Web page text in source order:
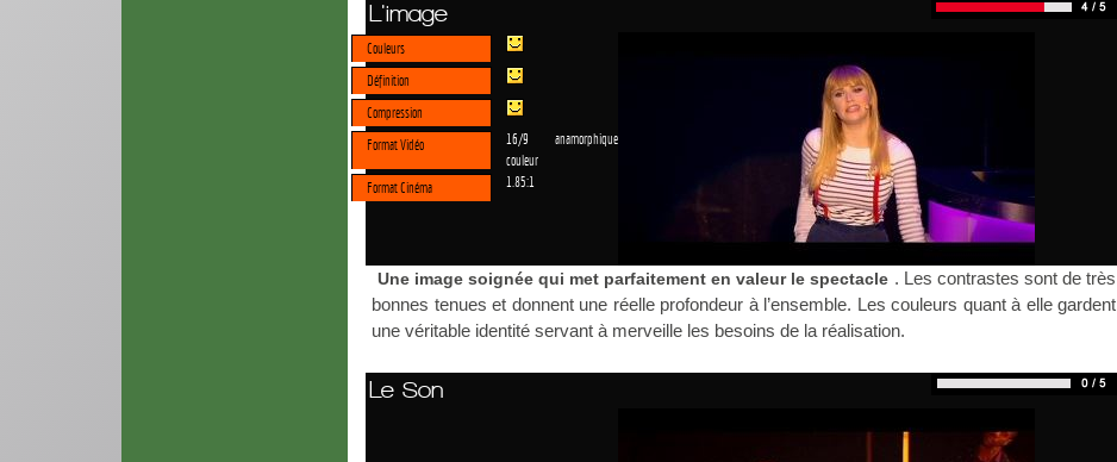
L'image
Couleurs
Définition
Compression
Format Vidéo
16/9 anamorphique
couleur
Format Cinéma
1.85:1
Une image soignée qui met parfaitement en valeur le spectacle . Les contrastes sont de très
bonnes tenues et donnent une réelle profondeur à l’ensemble. Les couleurs quant à elle gardent
une véritable identité servant à merveille les besoins de la réalisation.
Le Son